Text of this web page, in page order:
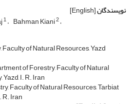
نویسندگان[English]
1 Bahman Kiani2
of Natural Resources, Yazd
of Forestry, Faculty of Natural
I. R. Iran
Faculty of Natural Resources, Tarbiat
R. Iran